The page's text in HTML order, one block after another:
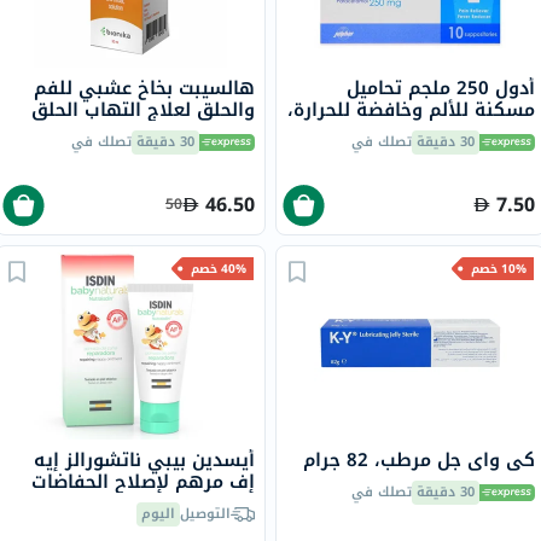
أدول 250 ملجم تحاميل
مسكنة للألم وخافضة للحرارة،
10 قطع 30 دقيقة تصلك في
7.50
هالسيبت بخاخ عشبي للفم
والحلق لعلاج التهاب الحلق
30 مل 30 دقيقة تصلك في
46.50
50
10% خصم
كي واي جل مرطب، 82 جرام
30 دقيقة تصلك في
40% خصم
أيسدين بيبي ناتشورالز إيه
إف مرهم لإصلاح الحفاضات
50 ملالتوصيل اليوم